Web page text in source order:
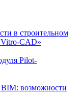
в строительном
CAD»
Pilot-
возможности